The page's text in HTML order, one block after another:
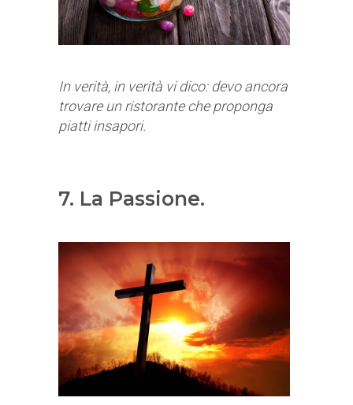
In verità, in verità vi dico: devo ancora
trovare un ristorante che proponga
piatti insapori.
7. La Passione.